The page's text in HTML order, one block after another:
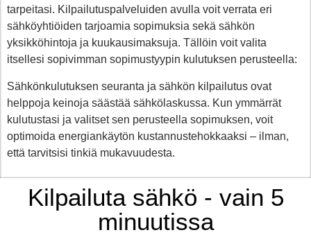
tarpeitasi. Kilpailutuspalveluiden avulla voit verrata eri
sähköyhtiöiden tarjoamia sopimuksia sekä sähkön
yksikköhintoja ja kuukausimaksuja. Tällöin voit valita
itsellesi sopivimman sopimustyypin kulutuksen perusteella:
Sähkönkulutuksen seuranta ja sähkön kilpailutus ovat
helppoja keinoja säästää sähkölaskussa. Kun ymmärrät
kulutustasi ja valitset sen perusteella sopimuksen, voit
optimoida energiankäytön kustannustehokkaaksi – ilman,
että tarvitsisi tinkiä mukavuudesta.
Kilpailuta sähkö - vain 5
minuutissa